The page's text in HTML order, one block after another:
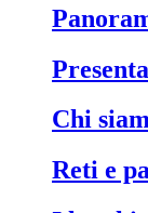
Chi
Reti e